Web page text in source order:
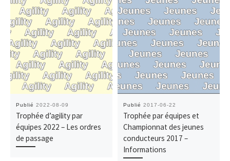
Publié 2022-08-09
Trophée d’agility par
équipes 2022 – Les ordres
de passage
Publié 2017-06-22
Trophée par équipes et
Championnat des jeunes
conducteurs 2017 –
Informations